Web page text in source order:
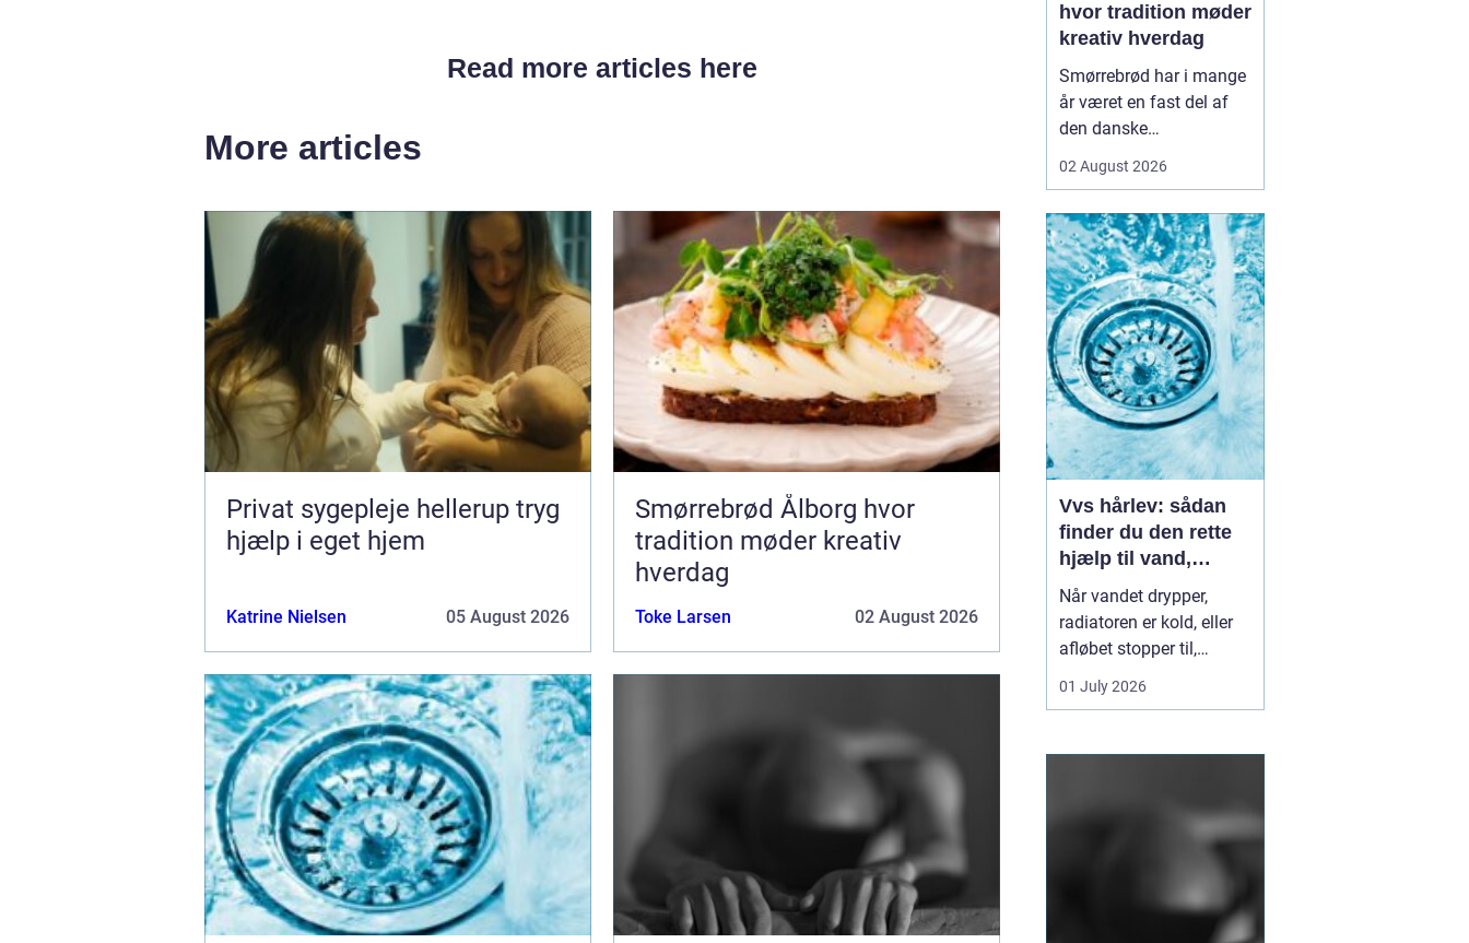
Read more articles here
More articles
Privat sygepleje hellerup tryg
hjælp i eget hjem
Katrine Nielsen 05 August 2026
Smørrebrød Ålborg hvor
tradition møder kreativ
hverdag
Toke Larsen 02 August 2026
hvor tradition møder
kreativ hverdag
Smørrebrød har i mange
år været en fast del af
den danske
Aalborg har klassikeren
en blanding af klassiske
stykker, lokale råvarer og
moderne anretninger, der
taler til både den travle
hverdag og de sæ...
02 August 2026
Vvs hårlev: sådan
finder du den rette
hjælp til vand,
varme og sanitet
Når vandet drypper,
radiatoren er kold, eller
afløbet stopper til,
mærker du hurtigt, hvor
afhængig du er af
installationer. I Hårlev og
rolle for både private
01 July 2026